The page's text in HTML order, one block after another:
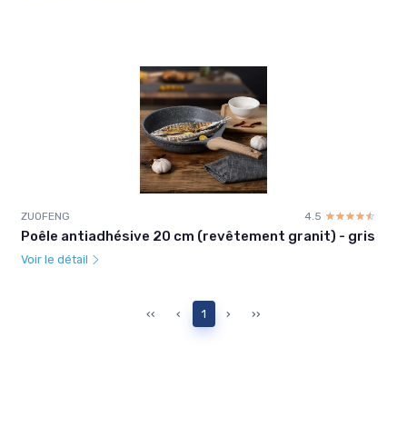
ZUOFENG 4.5 ☆☆☆☆☆
★★★★★
Poêle antiadhésive 20 cm (revêtement granit) - gris
Voir le détail
‹‹ ‹ 1 › ››